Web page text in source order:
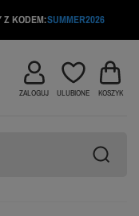
Z KODEM:SUMMER2026
ZALOGUJ ULUBIONE KOSZYK